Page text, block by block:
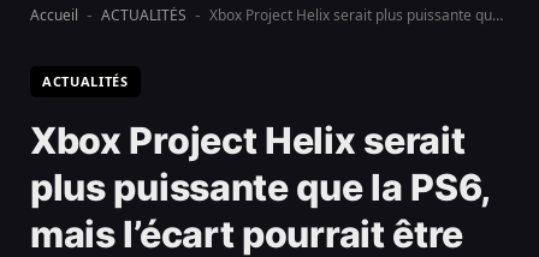
Accueil - ACTUALITÉS - Xbox Project Helix serait plus puissante que la PS6, mais l’écart pourrait être minime, selon des analystes
ACTUALITÉS
Xbox Project Helix serait
plus puissante que la PS6,
mais l’écart pourrait être